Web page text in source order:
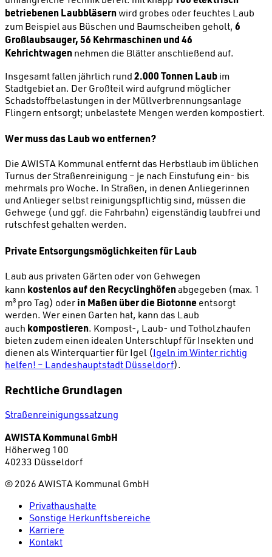
betriebenen Laubbläsernwird grobes oder feuchtes Laub
zum Beispiel aus Büschen und Baumscheiben geholt, 6
Großlaubsauger, 56 Kehrmaschinen und 46
Kehrichtwagen nehmen die Blätter anschließend auf.
Insgesamt fallen jährlich rund 2.000 Tonnen Laub im
Stadtgebiet an. Der Großteil wird aufgrund möglicher
Schadstoffbelastungen in der Müllverbrennungsanlage
Flingern entsorgt; unbelastete Mengen werden kompostiert.
Wer muss das Laub wo entfernen?
Die AWISTA Kommunal entfernt das Herbstlaub im üblichen
Turnus der Straßenreinigung – je nach Einstufung ein- bis
mehrmals pro Woche. In Straßen, in denen Anliegerinnen
und Anlieger selbst reinigungspflichtig sind, müssen die
Gehwege (und ggf. die Fahrbahn) eigenständig laubfrei und
rutschfest gehalten werden.
Private Entsorgungsmöglichkeiten für Laub
Laub aus privaten Gärten oder von Gehwegen
kann kostenlos auf den Recyclinghöfenabgegeben (max. 1
m³ pro Tag) oder in Maßen über die Biotonne entsorgt
werden. Wer einen Garten hat, kann das Laub
auch kompostieren. Kompost-, Laub- und Totholzhaufen
bieten zudem einen idealen Unterschlupf für Insekten und
dienen als Winterquartier für Igel (Igeln im Winter richtig
helfen! – Landeshauptstadt Düsseldorf).
Rechtliche Grundlagen
Straßenreinigungssatzung
AWISTA Kommunal GmbH
Höherweg 100
40233 Düsseldorf
©2026 AWISTA Kommunal GmbH
Privathaushalte
Sonstige Herkunftsbereiche
Karriere
Kontakt